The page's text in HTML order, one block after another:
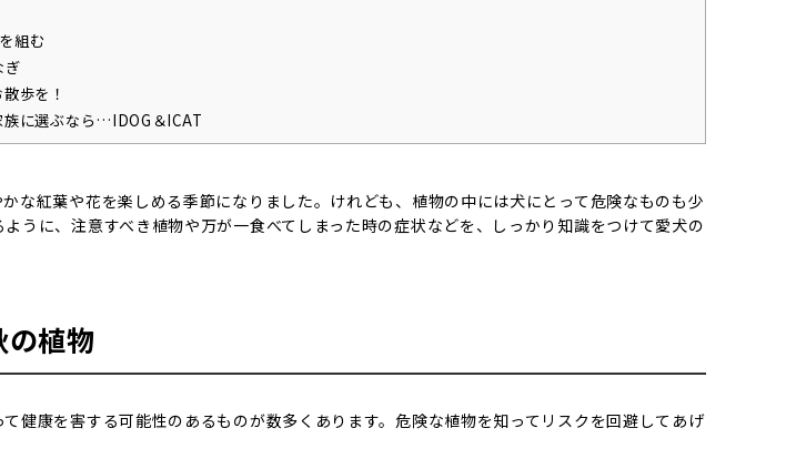
組む
ぎ
歩を！
族に選ぶなら…IDOG＆ICAT
な紅葉や花を楽しめる季節になりました。けれども、植物の中には犬にとって危険なものも少
うに、注意すべき植物や万が一食べてしまった時の症状などを、しっかり知識をつけて愛犬の
植物
健康を害する可能性のあるものが数多くあります。危険な植物を知ってリスクを回避してあげ